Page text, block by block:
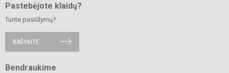
Pastebėjote klaidų?
Turite pasiūlymų?
RAŠYKITE
Bendraukime